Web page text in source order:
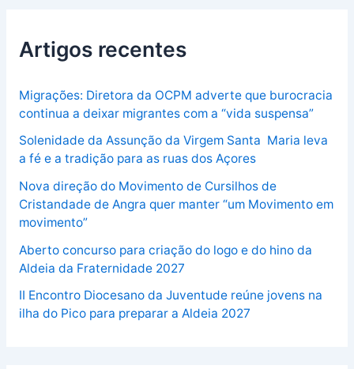
Artigos recentes
Migrações: Diretora da OCPM adverte que burocracia
continua a deixar migrantes com a “vida suspensa”
Solenidade da Assunção da Virgem Santa Maria leva
a fé e a tradição para as ruas dos Açores
Nova direção do Movimento de Cursilhos de
Cristandade de Angra quer manter “um Movimento em
movimento”
Aberto concurso para criação do logo e do hino da
Aldeia da Fraternidade 2027
II Encontro Diocesano da Juventude reúne jovens na
ilha do Pico para preparar a Aldeia 2027